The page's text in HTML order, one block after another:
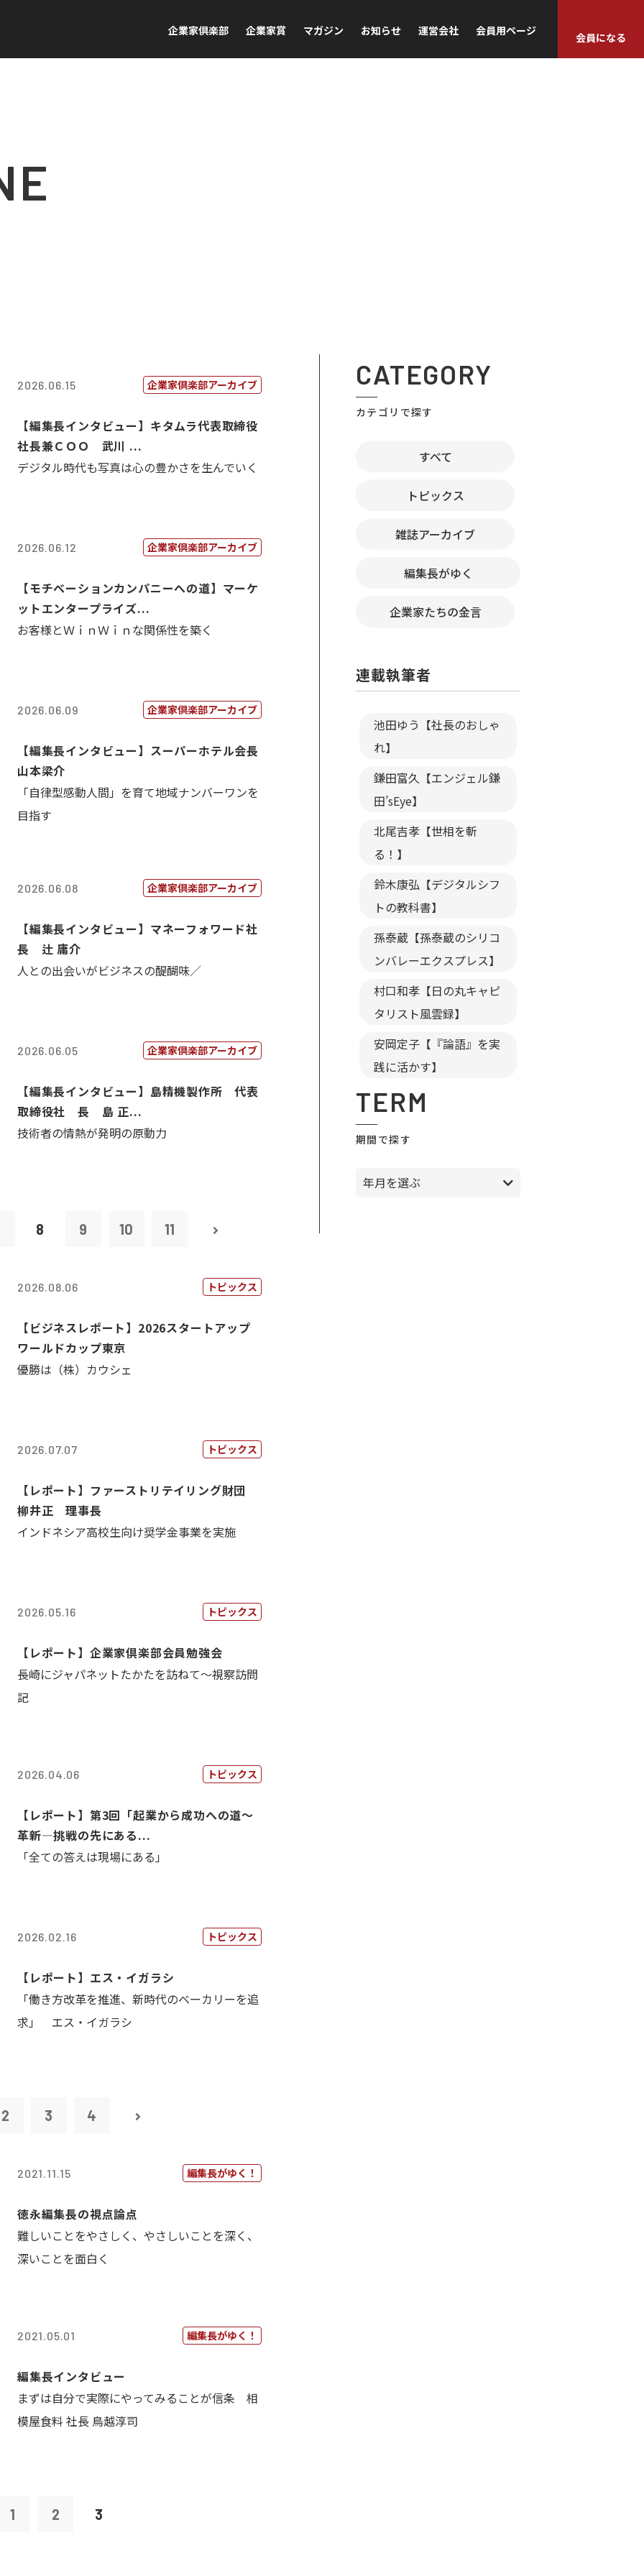
企業家倶楽部 企業家賞 マガジン お知らせ 運営会社 会員用ページ
会員になる
2026.06.15 企業家倶楽部アーカイブ
【編集長インタビュー】キタムラ代表取締役
社長兼ＣＯＯ 武川 ...
デジタル時代も写真は心の豊かさを生んでいく
2026.06.12 企業家倶楽部アーカイブ
【モチベーションカンパニーへの道】マーケ
ットエンタープライズ...
お客様とＷｉｎＷｉｎな関係性を築く
2026.06.09 企業家倶楽部アーカイブ
【編集長インタビュー】スーパーホテル会長
山本梁介
「自律型感動人間」を育て地域ナンバーワンを
目指す
2026.06.08 企業家倶楽部アーカイブ
【編集長インタビュー】マネーフォワード社
長 辻 庸介
人との出会いがビジネスの醍醐味／
2026.06.05 企業家倶楽部アーカイブ
【編集長インタビュー】島精機製作所 代表
取締役社 長 島 正...
技術者の情熱が発明の原動力
8 9 10 11
2026.08.06 トピックス
【ビジネスレポート】2026スタートアップ
ワールドカップ東京
優勝は（株）カウシェ
2026.07.07 トピックス
【レポート】ファーストリテイリング財団
柳井正 理事長
インドネシア高校生向け奨学金事業を実施
2026.05.16 トピックス
【レポート】企業家倶楽部会員勉強会
長崎にジャパネットたかたを訪ねて～視察訪問
記
2026.04.06 トピックス
【レポート】第3回「起業から成功への道～
革新―挑戦の先にある...
「全ての答えは現場にある」
2026.02.16 トピックス
【レポート】エス・イガラシ
「働き方改革を推進、新時代のベーカリーを追
求」 エス・イガラシ
2 3 4
2021.11.15 編集長がゆく！
徳永編集長の視点論点
難しいことをやさしく、やさしいことを深く、
深いことを面白く
2021.05.01 編集長がゆく！
編集長インタビュー
まずは自分で実際にやってみることが信条 相
模屋食料 社長 鳥越淳司
1 2 3
CATEGORY
カテゴリで探す
すべて
トピックス
雑誌アーカイブ
編集長がゆく
企業家たちの金言
連載執筆者
池田ゆう【社長のおしゃ
れ】
鎌田富久【エンジェル鎌
田’sEye】
北尾吉孝【世相を斬
る！】
鈴木康弘【デジタルシフ
トの教科書】
孫泰蔵【孫泰蔵のシリコ
ンバレーエクスプレス】
村口和孝【日の丸キャピ
タリスト風雲録】
安岡定子【『論語』を実
践に活かす】
TERM
期間で探す
年月を選ぶ